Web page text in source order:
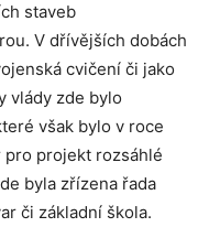
staveb
V dřívějších dobách
cvičení či jako
vlády zde bylo
však bylo v roce
pro projekt rozsáhlé
byla zřízena řada
či základní škola.